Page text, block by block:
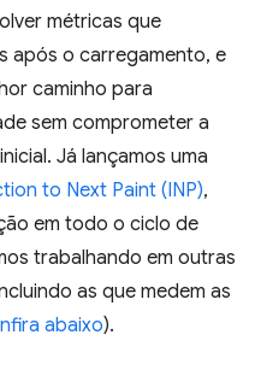
métricas que
após o carregamento, e
caminho para
sem comprometer a
Já lançamos uma
to Next Paint (INP),
em todo o ciclo de
trabalhando em outras
as que medem as
abaixo).